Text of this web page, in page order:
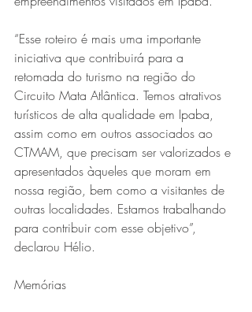
“Esse roteiro é mais uma importante
iniciativa que contribuirá para a
retomada do turismo na região do
Circuito Mata Atlântica. Temos atrativos
turísticos de alta qualidade em Ipaba,
assim como em outros associados ao
CTMAM, que precisam ser valorizados e
apresentados àqueles que moram em
nossa região, bem como a visitantes de
outras localidades. Estamos trabalhando
para contribuir com esse objetivo”,
declarou Hélio.
Memórias